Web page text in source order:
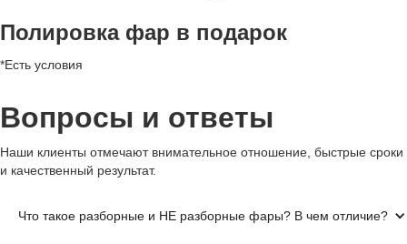
Полировка фар в подарок
*Есть условия
Вопросы и ответы
Наши клиенты отмечают внимательное отношение, быстрые сроки
и качественный результат.
Что такое разборные и НЕ разборные фары? В чем отличие?